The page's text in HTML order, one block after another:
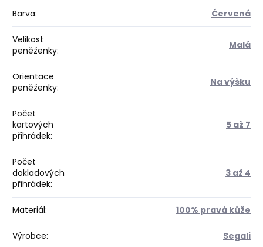
Barva: Červená
Velikost
peněženky: Malá
Orientace
peněženky: Na výšku
Počet
kartových
přihrádek:
5 až 7
Počet
dokladových
přihrádek:
3 až 4
Materiál: 100% pravá kůže
Výrobce: Segali